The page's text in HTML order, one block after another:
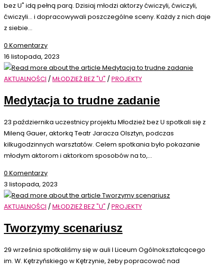
bez U" idą pełną parą. Dzisiaj młodzi aktorzy ćwiczyli, ćwiczyli,
ćwiczyli... i dopracowywali poszczególne sceny. Każdy z nich daje
z siebie…
0 Komentarzy
16 listopada, 2023
AKTUALNOŚCI /MŁODZIEŻ BEZ "U" /PROJEKTY
Medytacja to trudne zadanie
23 października uczestnicy projektu Młodzież bez U spotkali się z
Mileną Gauer, aktorką Teatr Jaracza Olsztyn, podczas
kilkugodzinnych warsztatów. Celem spotkania było pokazanie
młodym aktorom i aktorkom sposobów na to,…
0 Komentarzy
3 listopada, 2023
AKTUALNOŚCI /MŁODZIEŻ BEZ "U" /PROJEKTY
Tworzymy scenariusz
29 września spotkaliśmy się w auli I Liceum Ogólnokształcącego
im. W. Kętrzyńskiego w Kętrzynie, żeby popracować nad